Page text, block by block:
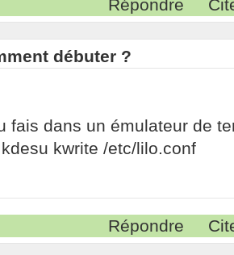
Répondre
débuter ?
fais dans un émulateur de
kwrite /etc/lilo.conf
Répondre